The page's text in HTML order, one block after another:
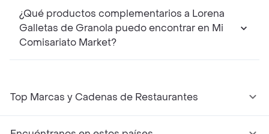
¿Qué productos complementarios a Lorena
Galletas de Granola puedo encontrar en Mi
Comisariato Market?
Top Marcas y Cadenas de Restaurantes